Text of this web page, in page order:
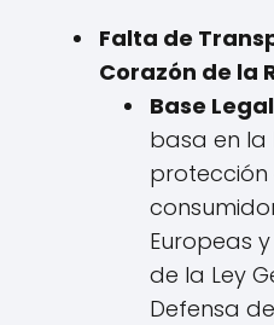
Falta de
Corazón de la
Base
basa en la
protección
Europeas
de la Ley
Defensa